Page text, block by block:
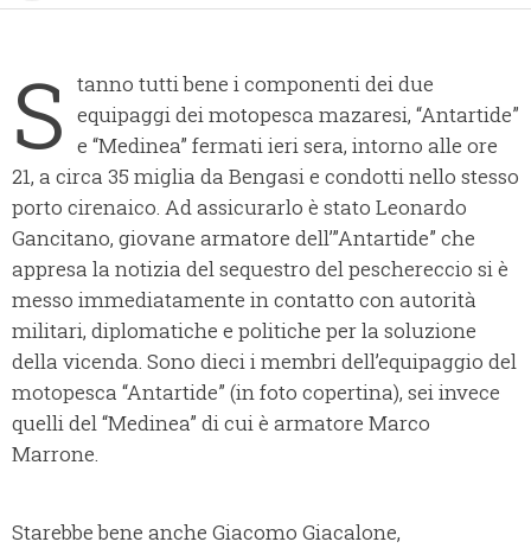
S tanno tutti bene i componenti dei due
equipaggi dei motopesca mazaresi, “Antartide”
e “Medinea” fermati ieri sera, intorno alle ore
21, a circa 35 miglia da Bengasi e condotti nello stesso
porto cirenaico. Ad assicurarlo è stato Leonardo
Gancitano, giovane armatore dell’”Antartide” che
appresa la notizia del sequestro del peschereccio si è
messo immediatamente in contatto con autorità
militari, diplomatiche e politiche per la soluzione
della vicenda. Sono dieci i membri dell’equipaggio del
motopesca “Antartide” (in foto copertina), sei invece
quelli del “Medinea” di cui è armatore Marco
Marrone.
Starebbe bene anche Giacomo Giacalone,